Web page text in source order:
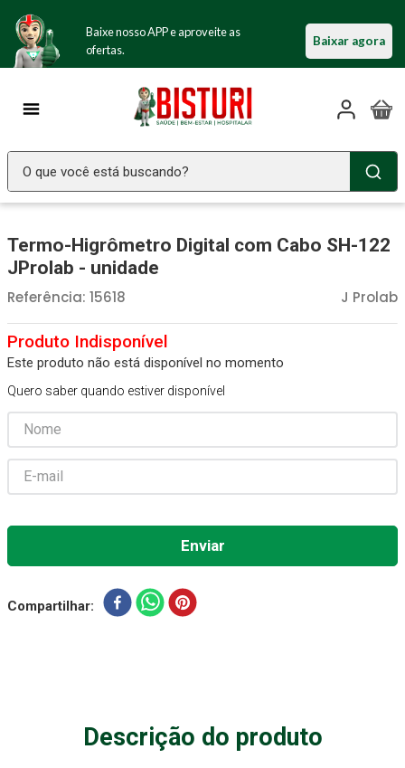
Baixe nosso APP e aproveite as
ofertas.
Baixar agora
O que você está buscando?
Termo-Higrômetro Digital com Cabo SH-122
JProlab - unidade
J Prolab
Referência: 15618
Este produto não está disponível no momento
Quero saber quando estiver disponível
Compartilhar
Descrição do produto
1º Seringa Insulina
2º Fralda Geriatrica
3 º Littmann
4º Luva Latex
5º Absorvente Geriatrico
Estetoscopio Littmann
7º
8º Gaze Esteril
9º Curativo
10º Cadeira Banho